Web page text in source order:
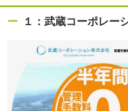
１： 武蔵コーポレー